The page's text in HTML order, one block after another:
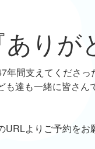
りが
年間支えてくださ
も達も一緒に皆さ
よりご予約をお